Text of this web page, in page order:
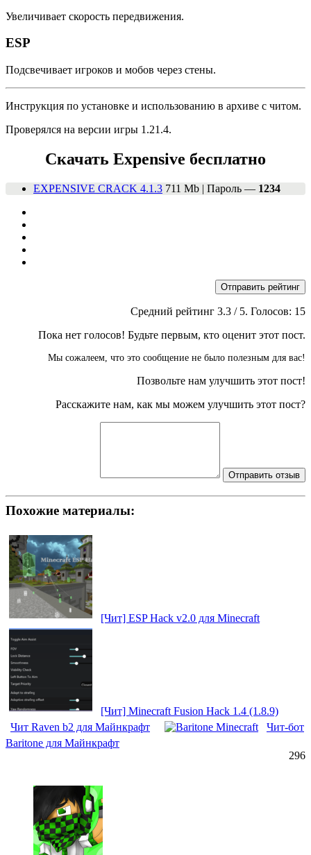
Увеличивает скорость передвижения.
ESP
Подсвечивает игроков и мобов через стены.
Инструкция по установке и использованию в архиве с читом.
Проверялся на версии игры 1.21.4.
Скачать Expensive бесплатно
EXPENSIVE CRACK 4.1.3 711 Mb | Пароль — 1234
Отправить рейтинг
Средний рейтинг 3.3 / 5. Голосов: 15
Пока нет голосов! Будьте первым, кто оценит этот пост.
Мы сожалеем, что это сообщение не было полезным для вас!
Позвольте нам улучшить этот пост!
Расскажите нам, как мы можем улучшить этот пост?
Отправить отзыв
Похожие материалы:
[Чит] ESP Hack v2.0 для Minecraft
[Чит] Minecraft Fusion Hack 1.4 (1.8.9)
Чит Raven b2 для Майнкрафт
Чит-бот
Baritone для Майнкрафт
296